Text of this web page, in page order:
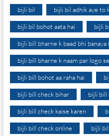
bijli bil bijli bil adhik aye to
bijli bil bohot aata hai bijli
bijli bill bharne k baad bhi banaya
bijli bill bharne k naam par logo
bijli bill bohot aa raha hai
bijli bill check bihar bijli bill
bijli bill check kaise karen
bijli bill check online bijli